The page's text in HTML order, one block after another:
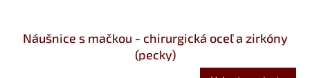
Náušnice s mačkou - chirurgická oceľ a zirkóny
(pecky)